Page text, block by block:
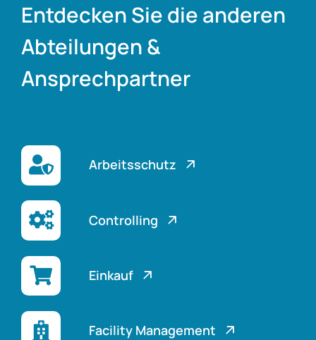
Entdecken Sie die anderen
Abteilungen &
Ansprechpartner
Arbeitsschutz
Controlling
Einkauf
Facility Management